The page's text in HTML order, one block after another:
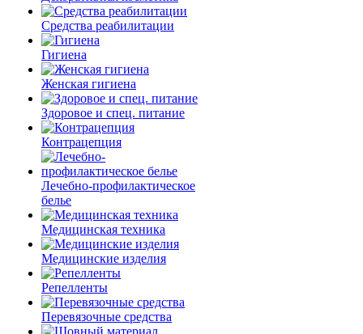
Средства реабилитации
Гигиена
Женская гигиена
Здоровое и спец. питание
Контрацепция
Лечебно-профилактическое
белье
Медицинская техника
Медицинские изделия
Репелленты
Перевязочные средства